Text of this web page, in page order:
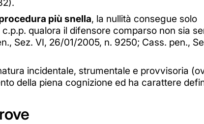
più snella, la nullità consegue solo
qualora il difensore comparso non sia
Sez. VI, 26/01/2005, n. 9250; Cass. pen.,
incidentale, strumentale e provvisoria
della piena cognizione ed ha carattere